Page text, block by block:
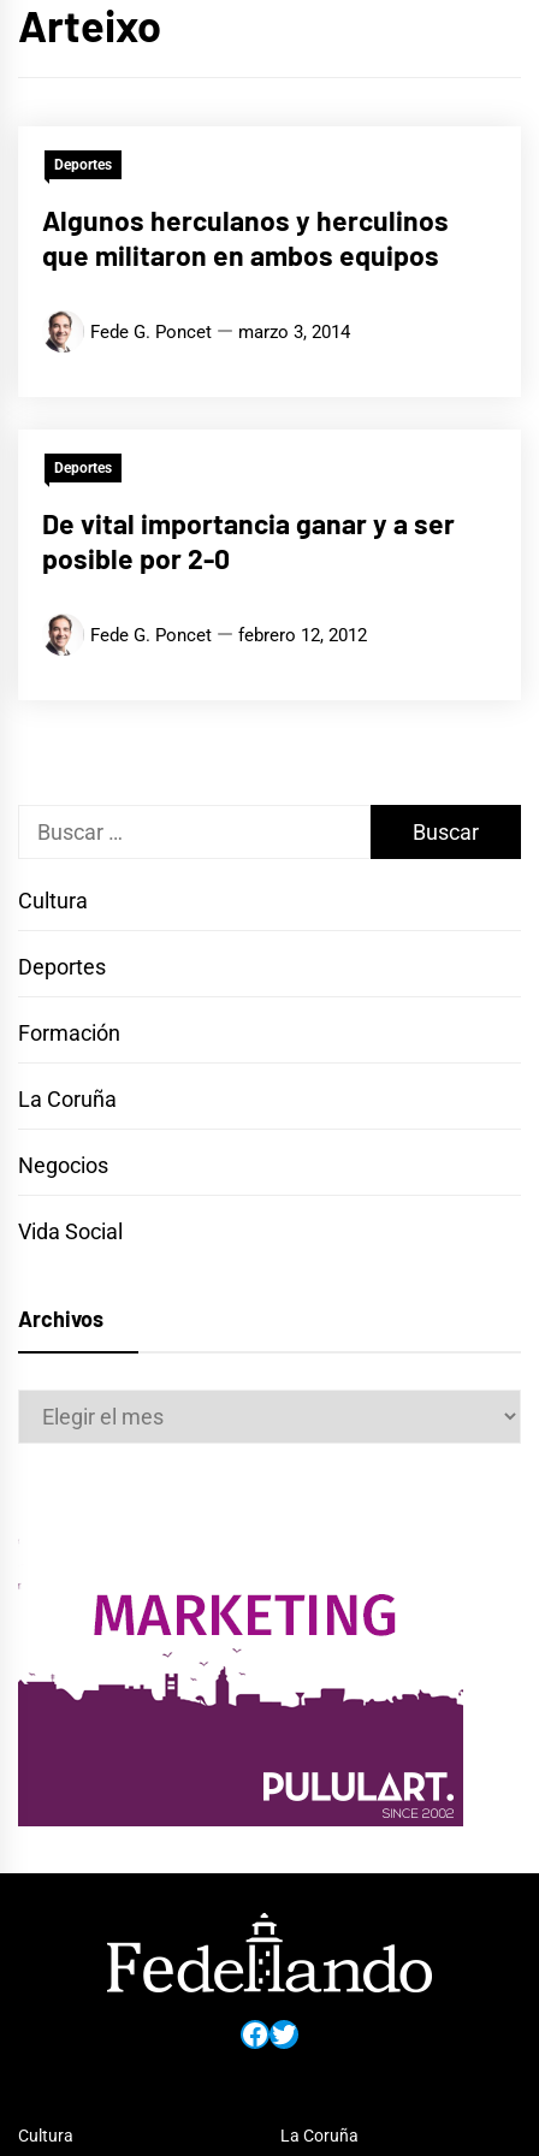
Arteixo
Deportes
Algunos herculanos y herculinos
que militaron en ambos equipos
Fede G. Poncet marzo 3, 2014
Deportes
De vital importancia ganar y a ser
posible por 2-0
Fede G. Poncet febrero 12, 2012
Buscar:
Cultura
Deportes
Formación
La Coruña
Negocios
Vida Social
Archivos
Archivos
Facebook
Twitter
Cultura La Coruña